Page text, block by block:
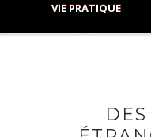
VIE PRATIQUE